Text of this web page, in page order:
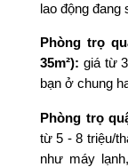
lao động đang
Phòng trọ
35m²): giá từ
bạn ở chung
Phòng trọ
từ 5 - 8 triệu/
như máy